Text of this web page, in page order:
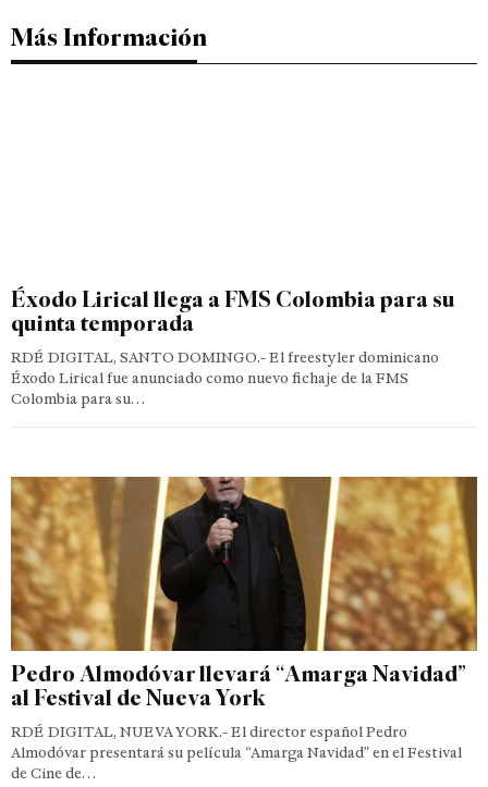
Más Información
Éxodo Lirical llega a FMS Colombia para su
quinta temporada
RDÉ DIGITAL, SANTO DOMINGO.- El freestyler dominicano
Éxodo Lirical fue anunciado como nuevo fichaje de la FMS
Colombia para su…
Pedro Almodóvar llevará “Amarga Navidad”
al Festival de Nueva York
RDÉ DIGITAL, NUEVA YORK.- El director español Pedro
Almodóvar presentará su película “Amarga Navidad” en el Festival
de Cine de…